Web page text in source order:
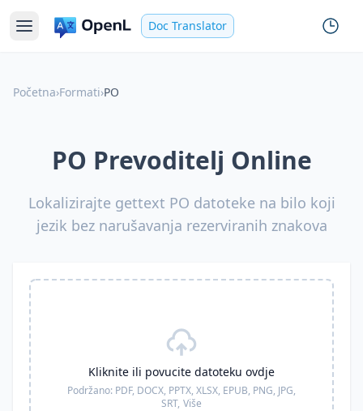
Doc Translator
Početna›Formati›PO
PO Prevoditelj Online
Lokalizirajte gettext PO datoteke na bilo koji
jezik bez narušavanja rezerviranih znakova
Kliknite ili povucite datoteku ovdje
Podržano: PDF, DOCX, PPTX, XLSX, EPUB, PNG, JPG,
SRT, Više